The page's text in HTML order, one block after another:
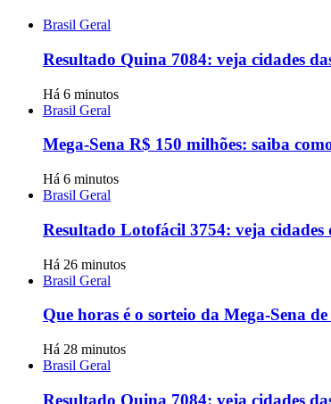
Brasil Geral
Resultado Quina 7084: veja cidades
Há 6 minutos
Brasil Geral
Mega-Sena R$ 150 milhões: saiba
Há 6 minutos
Brasil Geral
Resultado Lotofácil 3754: veja
Há 26 minutos
Brasil Geral
Que horas é o sorteio da Mega-Sena
Há 28 minutos
Brasil Geral
Resultado Quina 7084: veja cidades